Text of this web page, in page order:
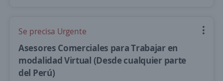
Se precisa Urgente
Asesores Comerciales para Trabajar en
modalidad Virtual (Desde cualquier parte
del Perú)